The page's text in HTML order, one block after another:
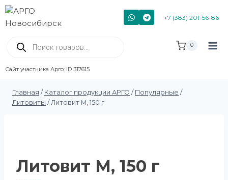
+7 (383) 201-56-86
Сайт участника Арго: ID 317615
0
Главная / Каталог продукции АРГО / Популярные /
Литовиты / Литовит М, 150 г
Литовит М, 150 г